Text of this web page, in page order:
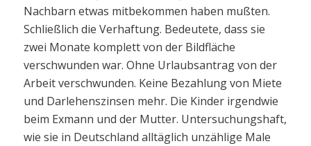
Nachbarn etwas mitbekommen haben mußten.
Schließlich die Verhaftung. Bedeutete, dass sie
zwei Monate komplett von der Bildfläche
verschwunden war. Ohne Urlaubsantrag von der
Arbeit verschwunden. Keine Bezahlung von Miete
und Darlehenszinsen mehr. Die Kinder irgendwie
beim Exmann und der Mutter. Untersuchungshaft,
wie sie in Deutschland alltäglich unzählige Male